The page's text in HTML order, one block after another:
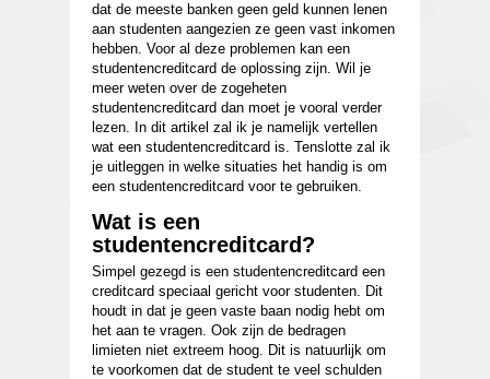
dat de meeste banken geen geld kunnen lenen
aan studenten aangezien ze geen vast inkomen
hebben. Voor al deze problemen kan een
studentencreditcard de oplossing zijn. Wil je
meer weten over de zogeheten
studentencreditcard dan moet je vooral verder
lezen. In dit artikel zal ik je namelijk vertellen
wat een studentencreditcard is. Tenslotte zal ik
je uitleggen in welke situaties het handig is om
een studentencreditcard voor te gebruiken.
Wat is een
studentencreditcard?
Simpel gezegd is een studentencreditcard een
creditcard speciaal gericht voor studenten. Dit
houdt in dat je geen vaste baan nodig hebt om
het aan te vragen. Ook zijn de bedragen
limieten niet extreem hoog. Dit is natuurlijk om
te voorkomen dat de student te veel schulden